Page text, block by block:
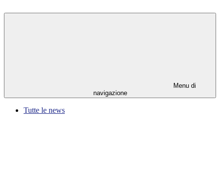
Menu di
navigazione
Tutte le news